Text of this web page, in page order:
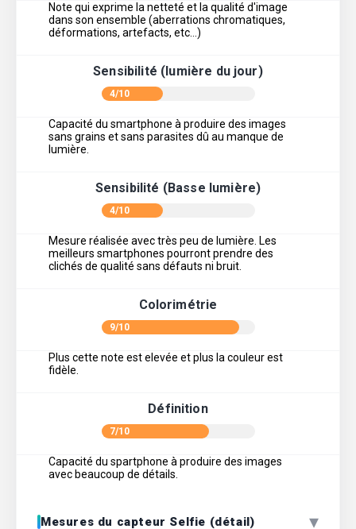
Note qui exprime la netteté et la qualité d'image
dans son ensemble (aberrations chromatiques,
déformations, artefacts, etc…)
Sensibilité (lumière du jour)
4/10
Capacité du smartphone à produire des images
sans grains et sans parasites dû au manque de
lumière.
Sensibilité (Basse lumière)
4/10
Mesure réalisée avec très peu de lumière. Les
meilleurs smartphones pourront prendre des
clichés de qualité sans défauts ni bruit.
Colorimétrie
9/10
Plus cette note est elevée et plus la couleur est
fidèle.
Définition
7/10
Capacité du spartphone à produire des images
avec beaucoup de détails.
Mesures du capteur Selfie (détail) ▾